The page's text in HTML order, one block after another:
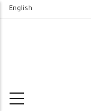
English